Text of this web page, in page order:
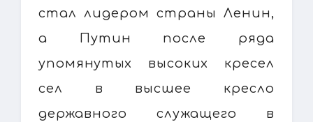
стал лидером страны Ленин,
а Путин после ряда
упомянутых высоких кресел
сел в высшее кресло
державного служащего в